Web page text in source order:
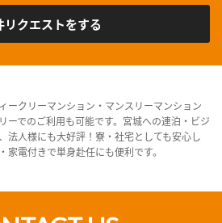
リクエストをする
ークリーマンション・マンスリーマンション
ーでのご利用も可能です。宮城への連泊・ビジ
法人様にも大好評！寮・社宅としても安心し
電付きで単身赴任にも便利です。